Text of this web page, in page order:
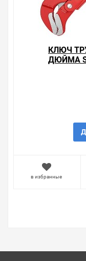
КЛЮЧ
ДЮЙМА
в избранные